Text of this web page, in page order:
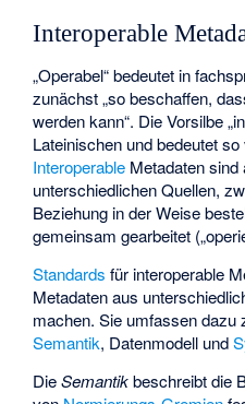
Interoperable
„Operabel“ bedeutet in
zunächst „so beschaffen,
werden kann“. Die Vorsilbe
Lateinischen und bedeutet so
Interoperable Metadaten
unterschiedlichen Quellen,
Beziehung in der Weise
gemeinsam gearbeitet
Standards für interoperable
Metadaten aus
machen. Sie umfassen dazu
Semantik, Datenmodell und
DieSemantikbeschreibt die